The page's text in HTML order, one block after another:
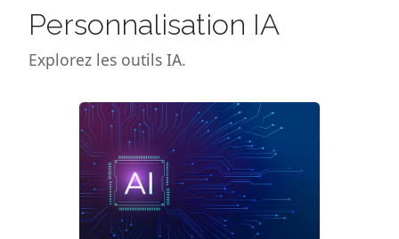
Personnalisation IA
Explorez les outils IA.